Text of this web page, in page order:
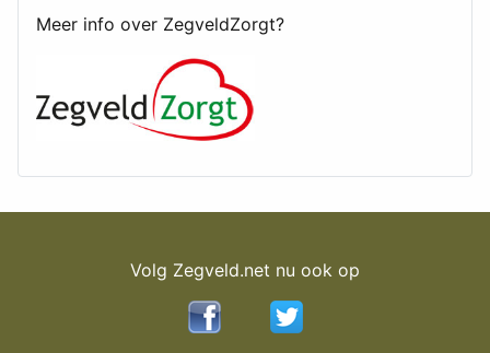
Meer info over ZegveldZorgt?
Volg Zegveld.net nu ook op